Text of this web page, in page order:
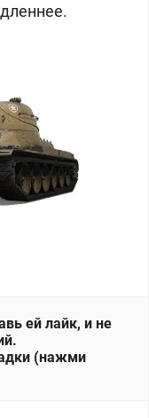
ей лайк, и не
(нажми